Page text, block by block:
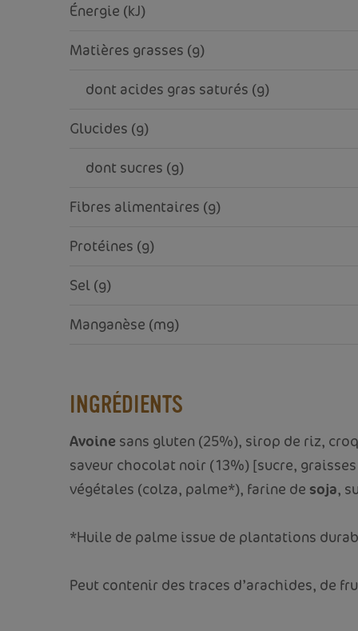
Énergie (kJ)
Matières grasses (g)
     dont acides gras saturés (g)
Glucides (g)
     dont sucres (g)
Fibres alimentaires (g)
Protéines (g)
Sel (g)
Manganèse (mg)
INGRÉDIENTS
Avoine sans gluten (25%), sirop de riz,
saveur chocolat noir (13%) [sucre,
végétales (colza, palme*), farine de soja,
*Huile de palme issue de plantations
Peut contenir des traces d’arachides, de